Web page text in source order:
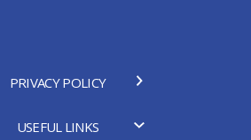
PRIVACY POLICY
USEFUL LINKS